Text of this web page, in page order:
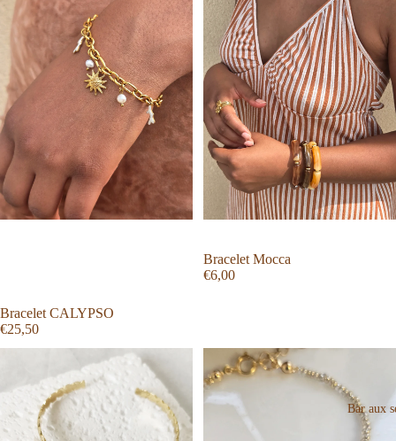
Bar aux
Bracelet CALYPSO
€25,50
Bracelet Mocca
€6,00